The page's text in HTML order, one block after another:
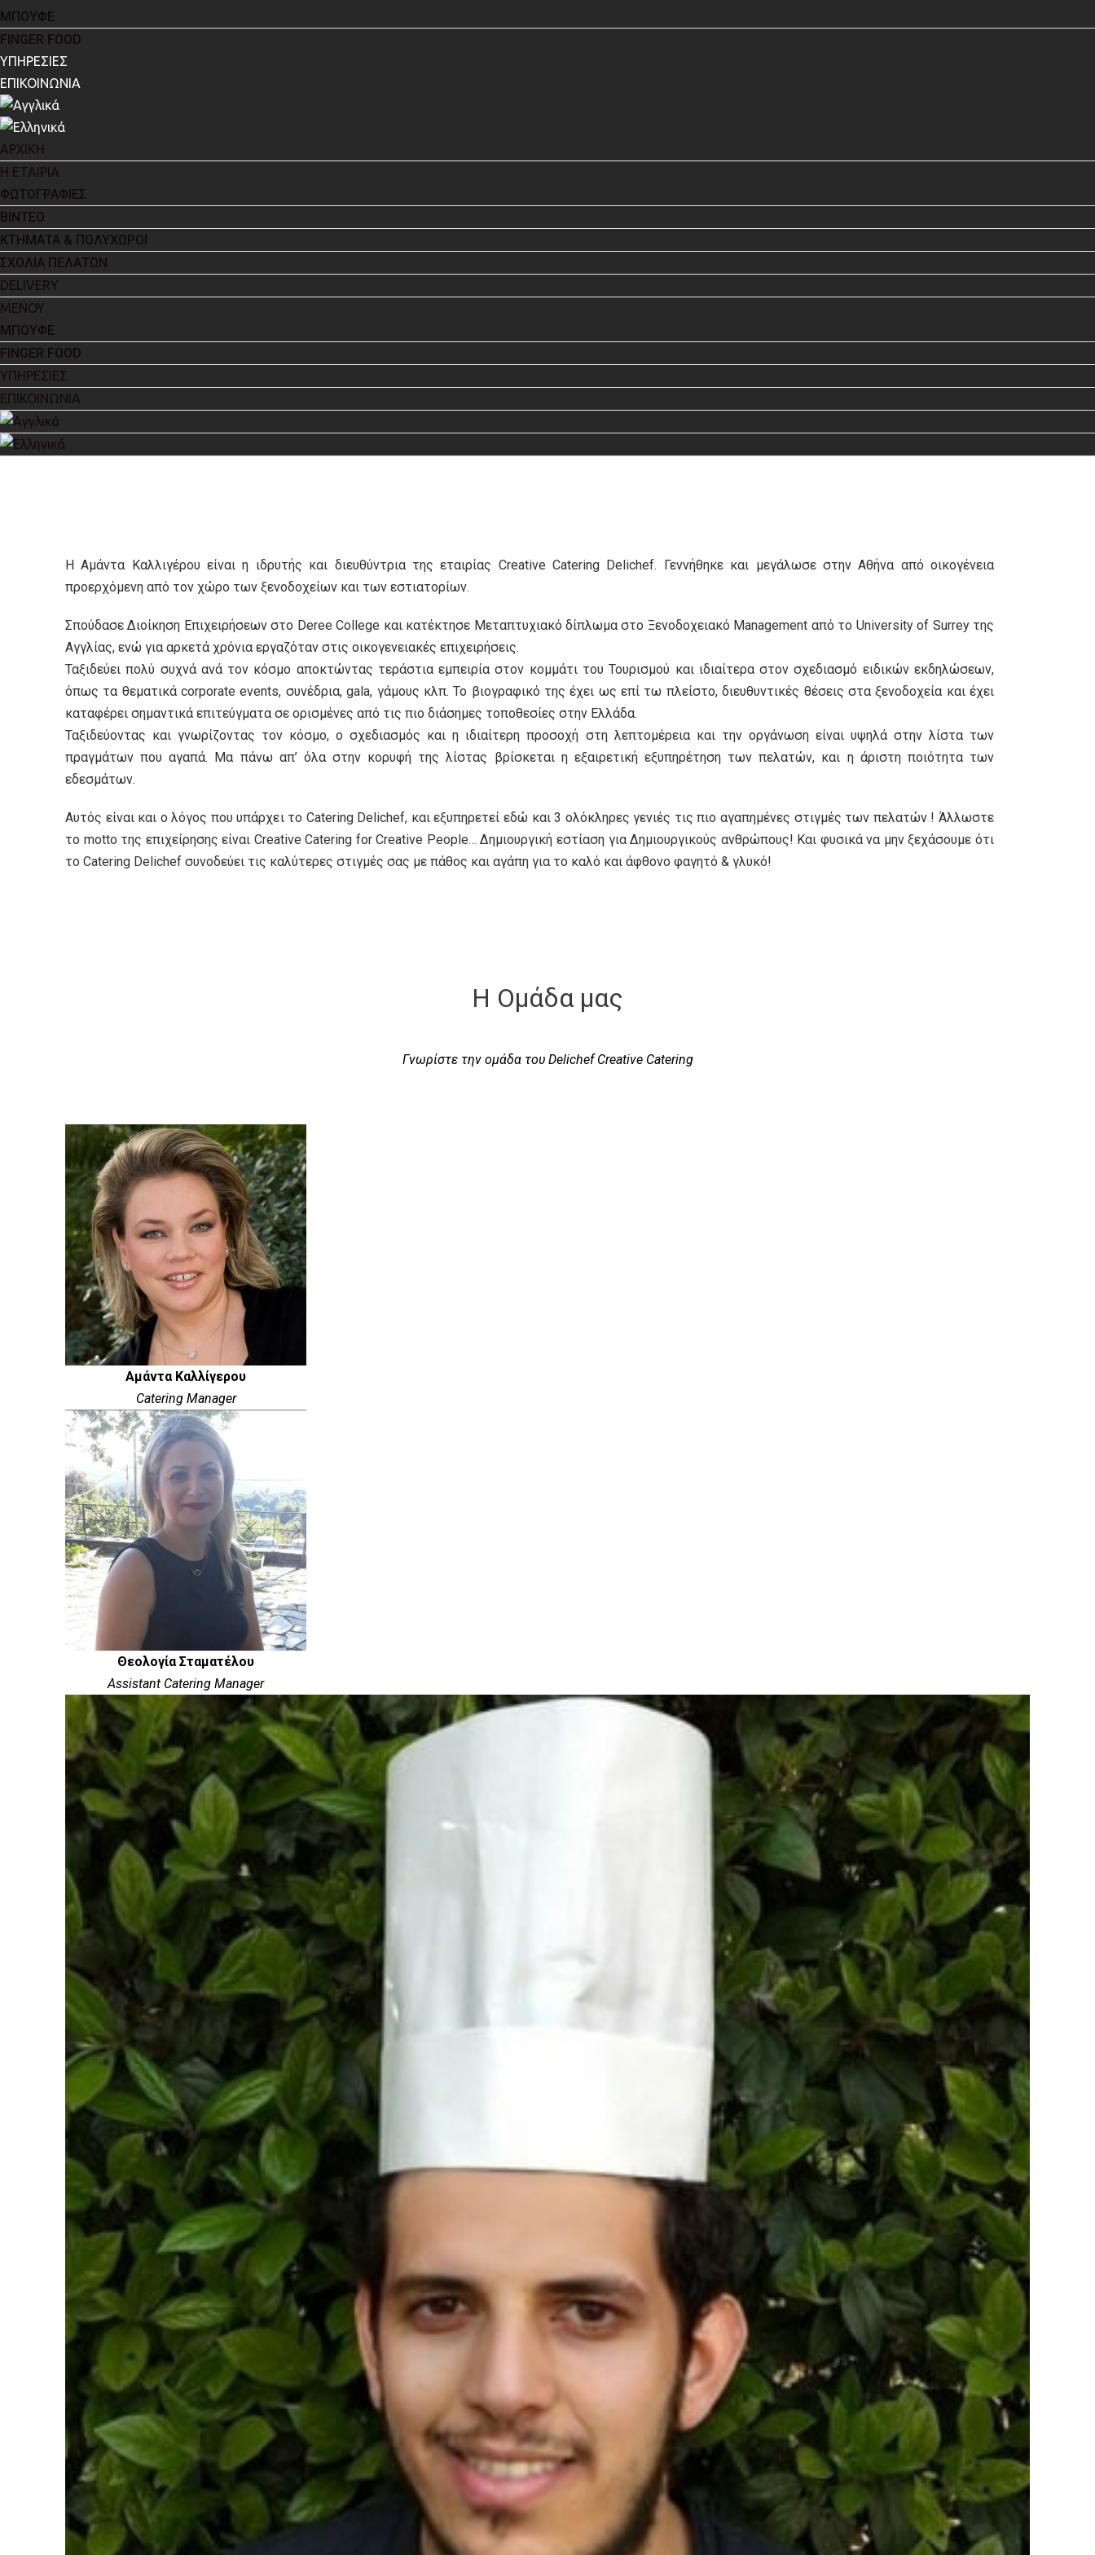
ΜΠΟΥΦΕ
FINGER FOOD
ΥΠΗΡΕΣΙΕΣ
ΕΠΙΚΟΙΝΩΝΙΑ
ΑΡΧΙΚΗ
Η ΕΤΑΙΡΙΑ
ΦΩΤΟΓΡΑΦΙΕΣ
ΒΙΝΤΕΟ
ΚΤΗΜΑΤΑ & ΠΟΛΥΧΩΡΟΙ
ΣΧΟΛΙΑ ΠΕΛΑΤΩΝ
DELIVERY
ΜΕΝΟΥ
ΜΠΟΥΦΕ
FINGER FOOD
ΥΠΗΡΕΣΙΕΣ
ΕΠΙΚΟΙΝΩΝΙΑ
Η Αμάντα Καλλιγέρου είναι η ιδρυτής και διευθύντρια της εταιρίας Creative Catering Delichef. Γεννήθηκε και μεγάλωσε στην Αθήνα από οικογένεια
προερχόμενη από τον χώρο των ξενοδοχείων και των εστιατορίων.
Σπούδασε Διοίκηση Επιχειρήσεων στο Deree College και κατέκτησε Μεταπτυχιακό δίπλωμα στο Ξενοδοχειακό Management από το University of Surrey της
Αγγλίας, ενώ για αρκετά χρόνια εργαζόταν στις οικογενειακές επιχειρήσεις.
Ταξιδεύει πολύ συχνά ανά τον κόσμο αποκτώντας τεράστια εμπειρία στον κομμάτι του Τουρισμού και ιδιαίτερα στον σχεδιασμό ειδικών εκδηλώσεων,
όπως τα θεματικά corporate events, συνέδρια, gala, γάμους κλπ. Το βιογραφικό της έχει ως επί τω πλείστο, διευθυντικές θέσεις στα ξενοδοχεία και έχει
καταφέρει σημαντικά επιτεύγματα σε ορισμένες από τις πιο διάσημες τοποθεσίες στην Ελλάδα.
Ταξιδεύοντας και γνωρίζοντας τον κόσμο, ο σχεδιασμός και η ιδιαίτερη προσοχή στη λεπτομέρεια και την οργάνωση είναι υψηλά στην λίστα των
πραγμάτων που αγαπά. Μα πάνω απ’ όλα στην κορυφή της λίστας βρίσκεται η εξαιρετική εξυπηρέτηση των πελατών, και η άριστη ποιότητα των
εδεσμάτων.
Αυτός είναι και ο λόγος που υπάρχει το Catering Delichef, και εξυπηρετεί εδώ και 3 ολόκληρες γενιές τις πιο αγαπημένες στιγμές των πελατών ! Άλλωστε
το motto της επιχείρησης είναι Creative Catering for Creative People… Δημιουργική εστίαση για Δημιουργικούς ανθρώπους! Και φυσικά να μην ξεχάσουμε ότι
το Catering Delichef συνοδεύει τις καλύτερες στιγμές σας με πάθος και αγάπη για το καλό και άφθονο φαγητό & γλυκό!
Η Ομάδα μας
Γνωρίστε την ομάδα του Delichef Creative Catering
Αμάντα Καλλίγερου
Catering Manager
Θεολογία Σταματέλου
Assistant Catering Manager